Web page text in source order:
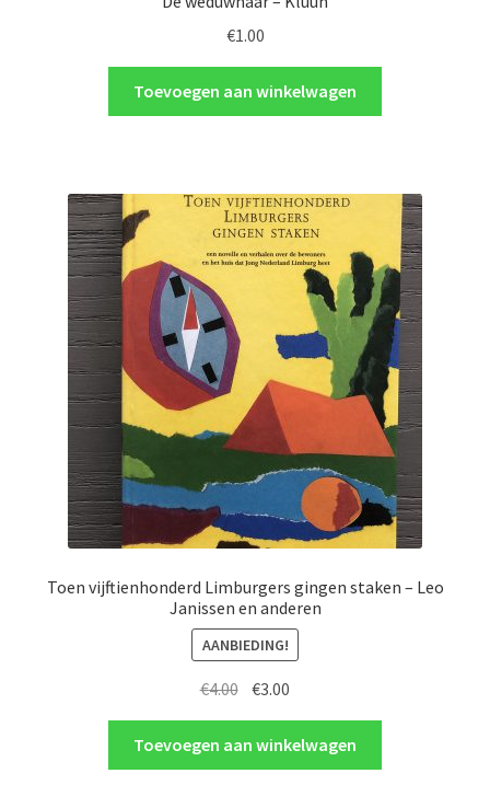
€1.00
Toevoegen aan winkelwagen
Toen vijftienhonderd Limburgers gingen staken – Leo
Janissen en anderen
AANBIEDING!
€4.00 Oorspronkelijke
prijs
was:
€4.00.
€3.00
prijs
is:
€3.00.
Toevoegen aan winkelwagen